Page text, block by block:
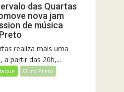
das Quartas
nova jam
de música
realiza mais uma
a partir das 20h,...
Ouro Preto